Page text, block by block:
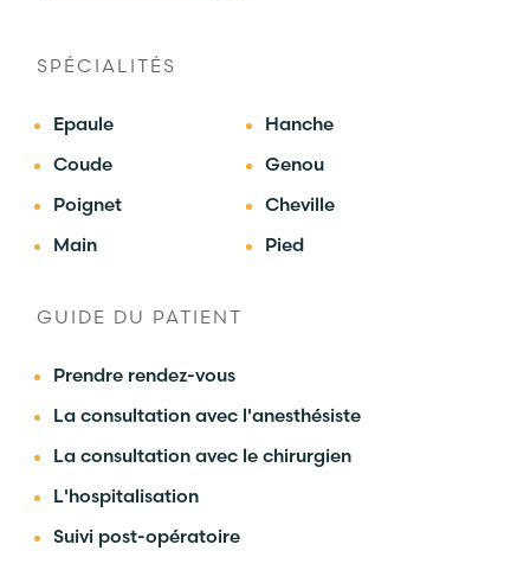
SPÉCIALITÉS
Epaule
Hanche
Coude
Genou
Poignet
Cheville
Main
Pied
GUIDE DU PATIENT
Prendre rendez-vous
La consultation avec l'anesthésiste
La consultation avec le chirurgien
L'hospitalisation
Suivi post-opératoire